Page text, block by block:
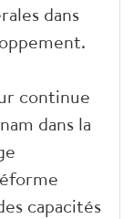
dans
continue
dans la
capacités